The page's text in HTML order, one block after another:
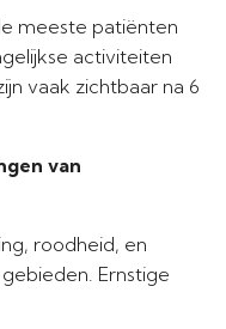
meeste patiënten
activiteiten
vaak zichtbaar na 6
van
roodheid, en
Ernstige